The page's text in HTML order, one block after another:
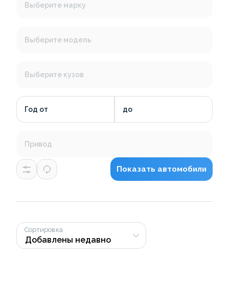
Выберите марку
Выберите модель
Выберите кузов
Год от до
Привод
Показать автомобили
Сортировка